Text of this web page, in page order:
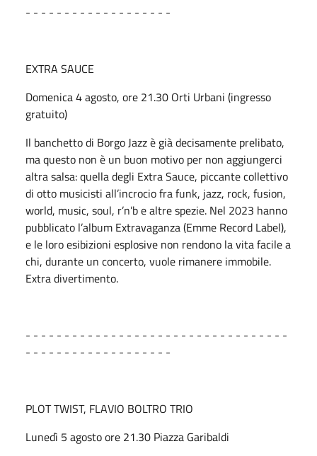
- - - - - - - - - - - - - - - - - - -
EXTRA SAUCE
Domenica 4 agosto, ore 21.30 Orti Urbani (ingresso
gratuito)
Il banchetto di Borgo Jazz è già decisamente prelibato,
ma questo non è un buon motivo per non aggiungerci
altra salsa: quella degli Extra Sauce, piccante collettivo
di otto musicisti all’incrocio fra funk, jazz, rock, fusion,
world, music, soul, r’n’b e altre spezie. Nel 2023 hanno
pubblicato l’album Extravaganza (Emme Record Label),
e le loro esibizioni esplosive non rendono la vita facile a
chi, durante un concerto, vuole rimanere immobile.
Extra divertimento.
- - - - - - - - - - - - - - - - - - - - - - - - - - - - - - - - - -
- - - - - - - - - - - - - - - - - - -
PLOT TWIST, FLAVIO BOLTRO TRIO
Lunedì 5 agosto ore 21.30 Piazza Garibaldi